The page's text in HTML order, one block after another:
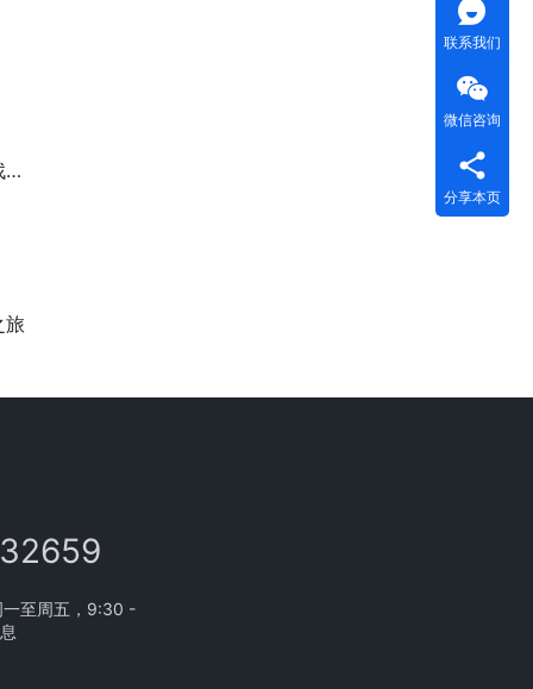
旅
一至周五，9:30 -
联系我们
微信咨询
分享本页